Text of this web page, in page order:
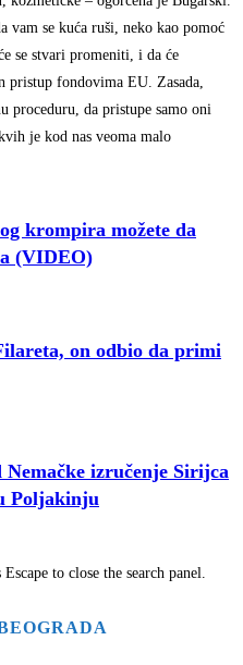
vam se kuća ruši, neko kao pomoć
se stvari promeniti, i da će
pristup fondovima EU. Zasada,
proceduru, da pristupe samo oni
je kod nas veoma malo
krompira možete da
(VIDEO)
on odbio da primi
izručenje Sirijca
Poljakinju
Escape to close the search panel.